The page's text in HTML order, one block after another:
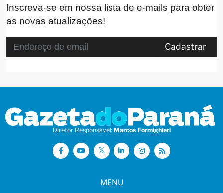
Inscreva-se em nossa lista de e-mails para obter
as novas atualizações!
Cadastrar
Diretor Responsável: Marcos Formighieri
MENU